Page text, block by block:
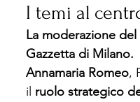
I temi al
La moderazione
Gazzetta di Milano.
Annamaria Romeo,
il ruolo strategico